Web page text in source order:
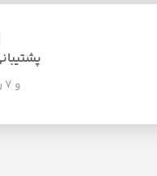
پشتیبانی ۲۴
و ۷ روز هفته